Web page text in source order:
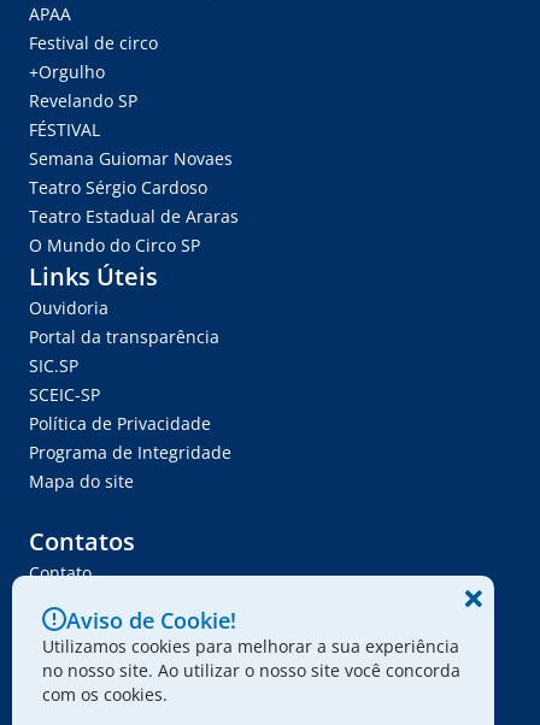
APAA
Festival de circo
+Orgulho
Revelando SP
FÉSTIVAL
Semana Guiomar Novaes
Teatro Sérgio Cardoso
Teatro Estadual de Araras
O Mundo do Circo SP
Links Úteis
Ouvidoria
Portal da transparência
SIC.SP
SCEIC-SP
Política de Privacidade
Programa de Integridade
Mapa do site
Contatos
Contato
Ser Fornecedor
Envie seu projeto
Aviso de Cookie!
Utilizamos cookies para melhorar a sua experiência
no nosso site. Ao utilizar o nosso site você concorda
com os cookies.